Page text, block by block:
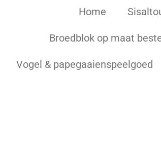
Home
Broedblok op maat
Vogel & papegaaienspeelgoed